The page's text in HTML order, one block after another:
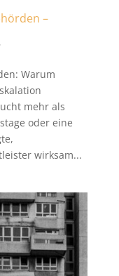
–
Warum
mehr als
oder eine
wirksam...